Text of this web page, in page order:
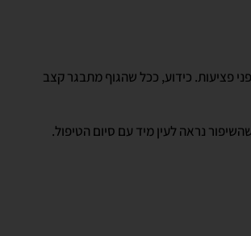
פציעות. כידוע, ככל שהגוף מתבגר קצב
נראה לעין מיד עם סיום הטיפול.